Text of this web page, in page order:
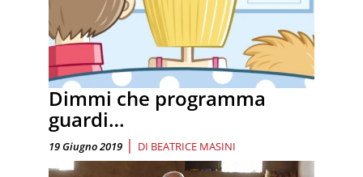
Dimmi che programma
guardi…
19 Giugno 2019 | DI BEATRICE MASINI